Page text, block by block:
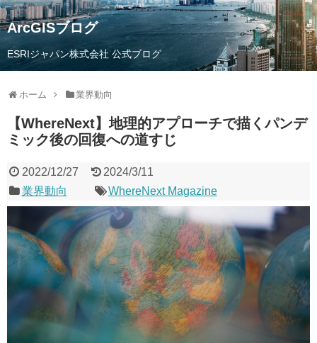
ArcGISブログ
ESRIジャパン株式会社 公式ブログ
ホーム 業界動向
【WhereNext】地理的アプローチで描くパンデ
ミック後の回復への道すじ
2022/12/27
2024/3/11
業界動向
WhereNext Magazine